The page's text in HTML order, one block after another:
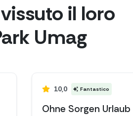
il loro
Umag
10,0 Fantastico
Ohne Sorgen